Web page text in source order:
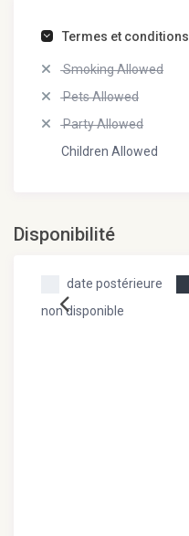
Termes et conditions
Smoking Allowed
Pets Allowed
Party Allowed
Children Allowed
Disponibilité
date postérieure
non disponible